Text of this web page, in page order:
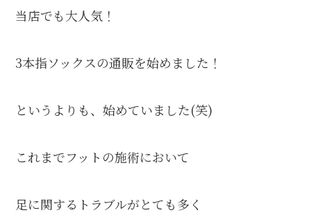
当店でも大人気！
3本指ソックスの通販を始めました！
というよりも、始めていました(笑)
これまでフットの施術において
足に関するトラブルがとても多く